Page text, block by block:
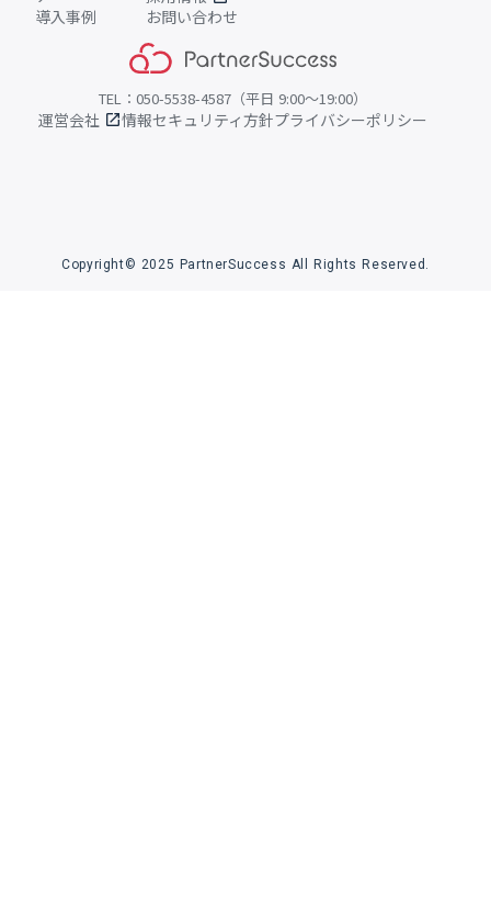
導入事例
お問い合わせ
TEL：050-5538-4587（平日 9:00〜19:00）
運営会社 open_in_new情報セキュリティ方針プライバシーポリシー
Copyright© 2025 PartnerSuccess All Rights Reserved.